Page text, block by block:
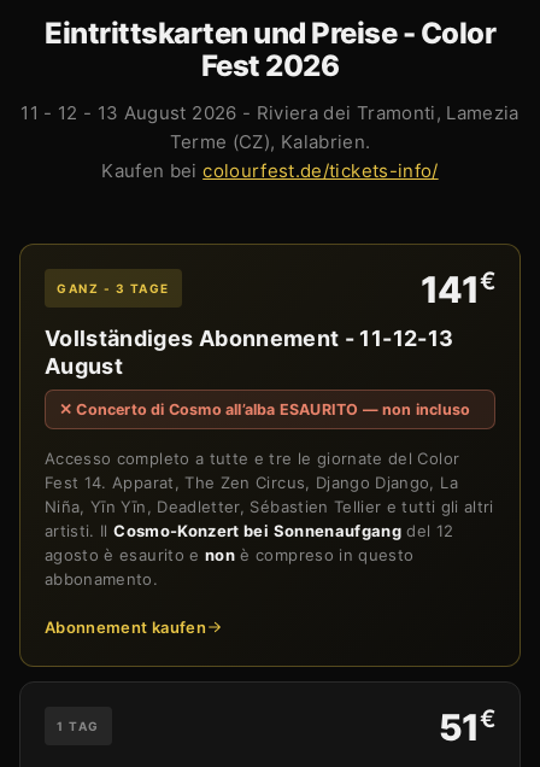
Eintrittskarten und Preise - Color
Fest 2026
11 - 12 - 13 August 2026 - Riviera dei Tramonti, Lamezia
Terme (CZ), Kalabrien.
Kaufen beicolourfest.de/tickets-info/
GANZ - 3 TAGE 141€
Vollständiges Abonnement - 11-12-13
August
✕ Concerto di Cosmo all’alba ESAURITO — non incluso
Accesso completo a tutte e tre le giornate del Color
Fest 14. Apparat, The Zen Circus, Django Django, La
Niña, Yīn Yīn, Deadletter, Sébastien Tellier e tutti gli altri
artisti. IlCosmo-Konzert bei Sonnenaufgang del 12
agosto è esaurito e non è compreso in questo
abbonamento.
Abonnement kaufen
1 TAG 51€